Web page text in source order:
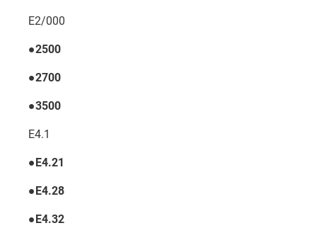
E2/000
●2500
●2700
●3500
E4.1
●E4.21
●E4.28
●E4.32